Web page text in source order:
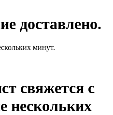
доставлено.
минут.
свяжется с
нескольких